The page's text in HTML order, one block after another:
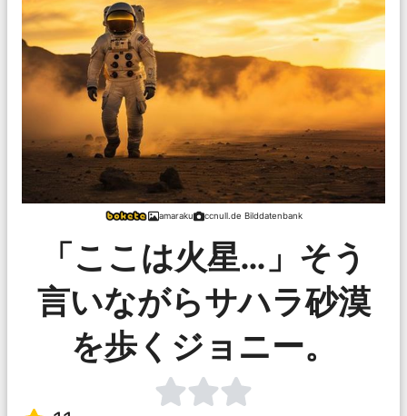
amaraku ccnull.de Bilddatenbank
「ここは火星…」そう
言いながらサハラ砂漠
を歩くジョニー。